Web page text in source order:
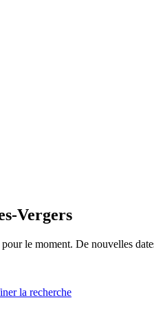
Vergers
le moment. De nouvelles
la recherche